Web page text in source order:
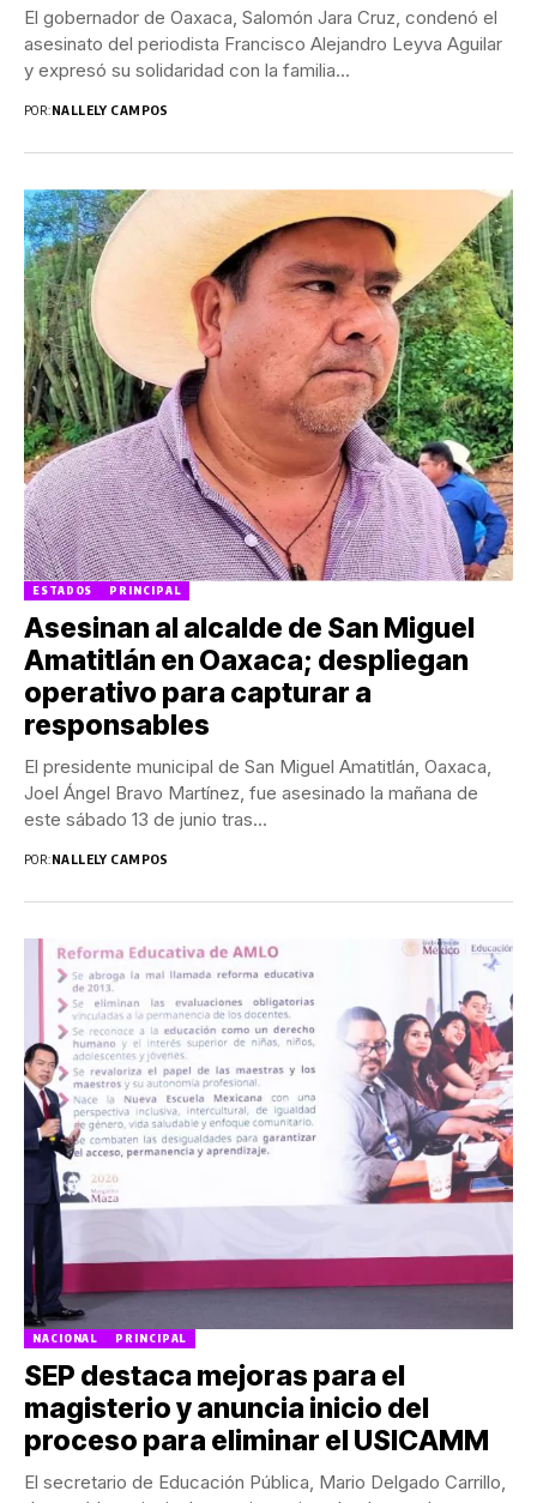
El gobernador de Oaxaca, Salomón Jara Cruz, condenó el
asesinato del periodista Francisco Alejandro Leyva Aguilar
y expresó su solidaridad con la familia...
POR:NALLELY CAMPOS
ESTADOS PRINCIPAL
Asesinan al alcalde de San Miguel
Amatitlán en Oaxaca; despliegan
operativo para capturar a
responsables
El presidente municipal de San Miguel Amatitlán, Oaxaca,
Joel Ángel Bravo Martínez, fue asesinado la mañana de
este sábado 13 de junio tras...
POR:NALLELY CAMPOS
NACIONAL PRINCIPAL
SEP destaca mejoras para el
magisterio y anuncia inicio del
proceso para eliminar el USICAMM
El secretario de Educación Pública, Mario Delgado Carrillo,